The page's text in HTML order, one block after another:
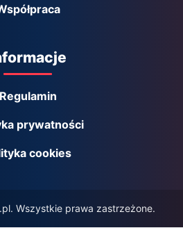
Regulamin
prywatności
cookies
Wszystkie prawa zastrzeżone.